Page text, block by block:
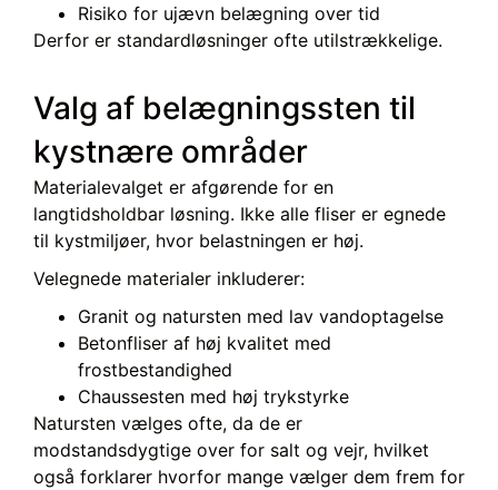
Risiko for ujævn belægning over tid
Derfor er standardløsninger ofte utilstrækkelige.
Valg af belægningssten til
kystnære områder
Materialevalget er afgørende for en
langtidsholdbar løsning. Ikke alle fliser er egnede
til kystmiljøer, hvor belastningen er høj.
Velegnede materialer inkluderer:
Granit og natursten med lav vandoptagelse
Betonfliser af høj kvalitet med
frostbestandighed
Chaussesten med høj trykstyrke
Natursten vælges ofte, da de er
modstandsdygtige over for salt og vejr, hvilket
også forklarer hvorfor mange vælger dem frem for